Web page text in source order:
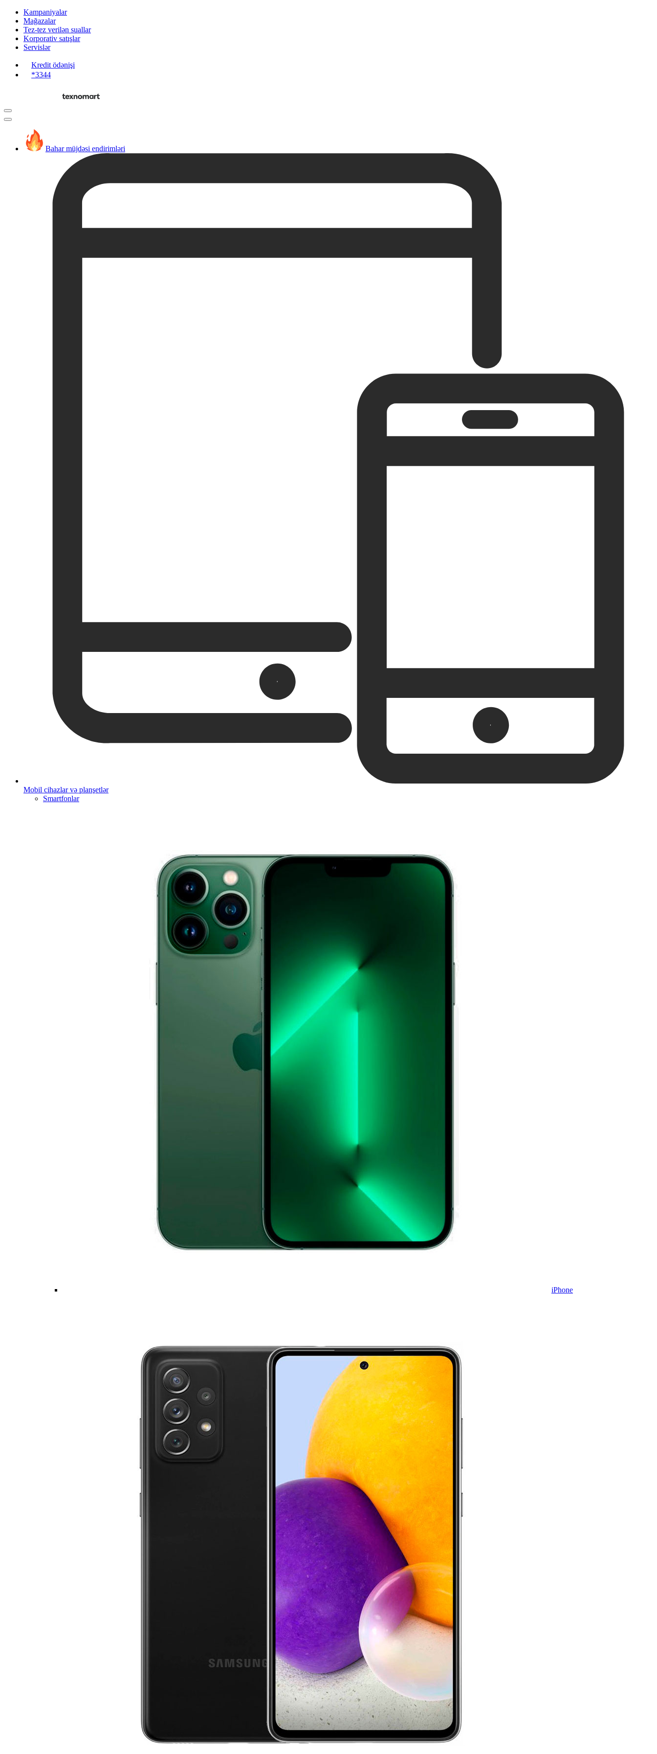
Kampaniyalar
Mağazalar
Tez-tez verilən suallar
Korporativ satışlar
Servislər
Kredit ödənişi
*3344
Bahar müjdəsi endirimləri
Mobil cihazlar və planşetlər
Smartfonlar
iPhone